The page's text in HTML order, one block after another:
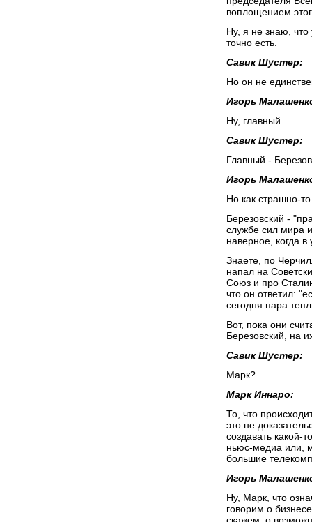
воплощением
Ну, я не знаю, что
точно есть.
Савик Шустер:
Но он не
Игорь
Ну, главный.
Савик Шустер:
Главный -
Игорь
Но как страшно-то
Березовский -
службе сил мира
наверное, когда
Знаете, по
напал на
Союз и про
что он ответил:
сегодня пара
Вот, пока они
Березовский, на
Савик Шустер:
Марк?
Марк Иннаро:
То, что
это не
создавать какой-
ньюс-медиа или,
большие
Игорь
Ну, Марк, что
говорим о
скажем, о